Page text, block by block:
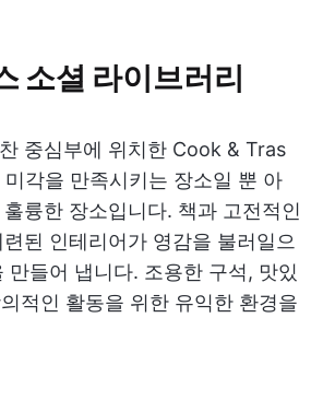
소셜 라이브러리
중심부에 위치한 Cook & Tras
각을 만족시키는 장소일 뿐 아
륭한 장소입니다. 책과 고전적인
된 인테리어가 영감을 불러일으
만들어 냅니다. 조용한 구석, 맛있
적인 활동을 위한 유익한 환경을